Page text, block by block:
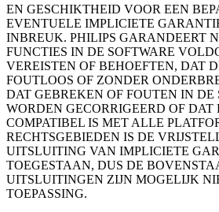
EN GESCHIKTHEID VOOR EEN
EVENTUELE IMPLICIETE
INBREUK. PHILIPS GARANDEERT
FUNCTIES IN DE SOFTWARE
VEREISTEN OF BEHOEFTEN, DAT
FOUTLOOS OF ZONDER
DAT GEBREKEN OF FOUTEN IN DE
WORDEN GECORRIGEERD OF DAT
COMPATIBEL IS MET ALLE
RECHTSGEBIEDEN IS DE
UITSLUITING VAN IMPLICIETE
TOEGESTAAN, DUS DE
UITSLUITINGEN ZIJN MOGELIJK
TOEPASSING.